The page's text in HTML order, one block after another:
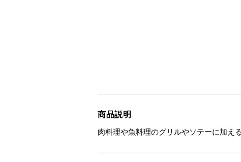
商品説明
肉料理や魚料理のグリルやソテーに加え